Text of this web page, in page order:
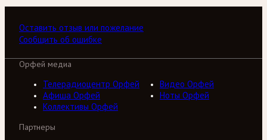
Оставить отзыв или пожелание
Сообщить об ошибке
Орфей медиа
Телерадиоцентр Орфей
Видео Орфей
Афиша Орфей
Ноты Орфей
Коллективы Орфей
Партнеры